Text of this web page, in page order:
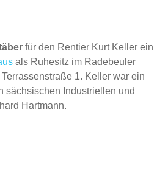
für den Rentier Kurt Keller ein
als Ruhesitz im Radebeuler
1. Keller war ein
sächsischen Industriellen und
Hartmann.